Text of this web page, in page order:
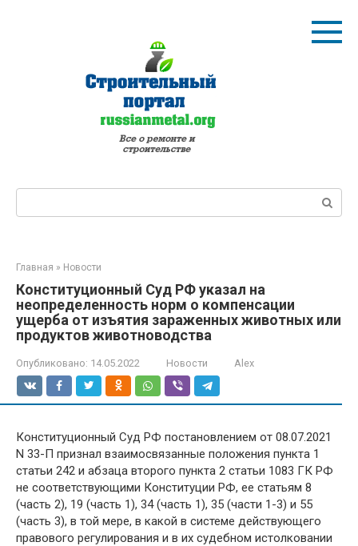
Поиск:
Главная » Новости
Конституционный Суд РФ указал на
неопределенность норм о компенсации
ущерба от изъятия зараженных животных или
продуктов животноводства
Опубликовано: 14.05.2022 Новости Alex
Конституционный Суд РФ постановлением от 08.07.2021
N 33-П признал взаимосвязанные положения пункта 1
статьи 242 и абзаца второго пункта 2 статьи 1083 ГК РФ
не соответствующими Конституции РФ, ее статьям 8
(часть 2), 19 (часть 1), 34 (часть 1), 35 (части 1-3) и 55
(часть 3), в той мере, в какой в системе действующего
правового регулирования и в их судебном истолковании